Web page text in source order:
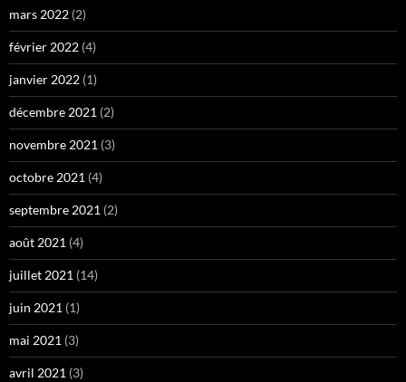
mars 2022 (2)
février 2022 (4)
janvier 2022 (1)
décembre 2021 (2)
novembre 2021 (3)
octobre 2021 (4)
septembre 2021 (2)
août 2021 (4)
juillet 2021 (14)
juin 2021 (1)
mai 2021 (3)
avril 2021 (3)